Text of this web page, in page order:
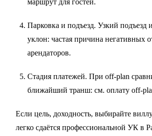
Парковка и подъезд. Узкий подъезд
уклон: частая причина негативных
арендаторов.
Стадия платежей. При off-plan
ближайший транш: см. оплату off-
Если цель, доходность, выбирайте
легко сдаётся профессиональной УК в